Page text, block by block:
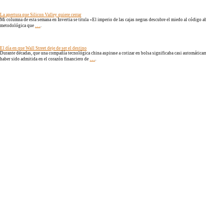
La apertura que Silicon Valley quiere cerrar
Mi columna de esta semana en Invertia se titula «El imperio de las cajas negras descubre el miedo al
metodológica que
.
El día en que Wall Street deje de ser el destino
Durante décadas, que una compañía tecnológica china aspirase a cotizar en bolsa significaba casi
haber sido admitida en el corazón financiero de
.